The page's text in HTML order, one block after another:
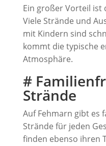
Ein großer Vorteil ist
Viele Strände und
mit Kindern sind
kommt die typische
Atmosphäre.
#
Strände
Auf Fehmarn gibt es
Strände für jeden
finden ebenso ihren